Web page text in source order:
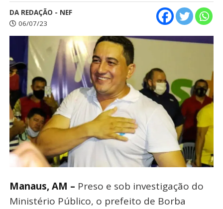
DA REDAÇÃO - NEF
06/07/23
Manaus, AM – Preso e sob investigação do
Ministério Público, o prefeito de Borba